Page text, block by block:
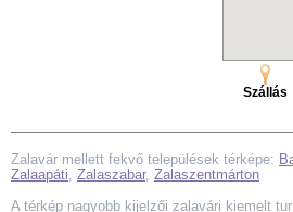
Szállás
Zalavár mellett fekvő települések térképe:
Zalaapáti, Zalaszabar, Zalaszentmárton
A térkép nagyobb kijelzői zalavári kiemelt